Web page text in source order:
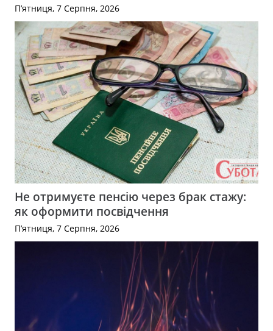
П’ятниця, 7 Серпня, 2026
Не отримуєте пенсію через брак стажу:
як оформити посвідчення
П’ятниця, 7 Серпня, 2026